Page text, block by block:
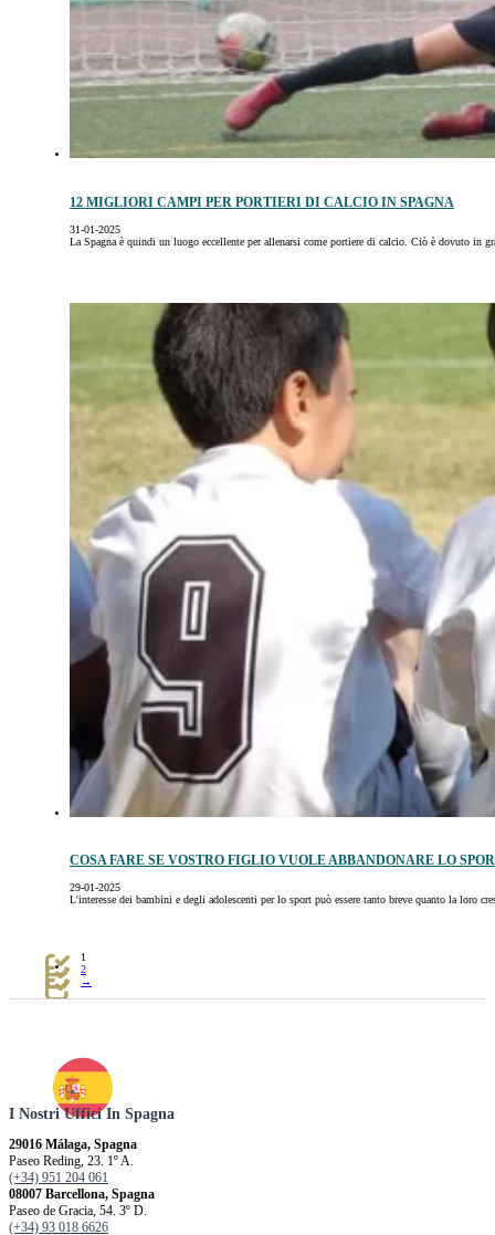
12 MIGLIORI CAMPI PER PORTIERI DI CALCIO IN SPAGNA
31-01-2025
La Spagna è quindi un luogo eccellente per allenarsi come portiere di calcio. Ciò è dovuto in
COSA FARE SE VOSTRO FIGLIO VUOLE ABBANDONARE LO
29-01-2025
L'interesse dei bambini e degli adolescenti per lo sport può essere tanto breve quanto la loro
1
2
→
I Nostri Uffici In Spagna
29016 Málaga, Spagna
Paseo Reding, 23. 1º A.
(+34) 951 204 061
08007 Barcellona, ​​Spagna
Paseo de Gracia, 54. 3º D.
(+34) 93 018 6626